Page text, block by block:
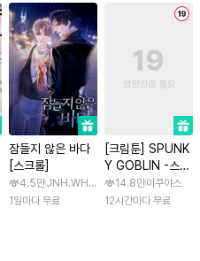
/ 휴우가 나츠
잠들지 않은 바다
[스크롤]
4.5만JNH.WH Studio / Lasso
1일마다 무료
[크림툰] SPUNK
Y GOBLIN -스펑
키 고블린- [스크
롤]
14.8만이쿠야스
12시간마다 무료